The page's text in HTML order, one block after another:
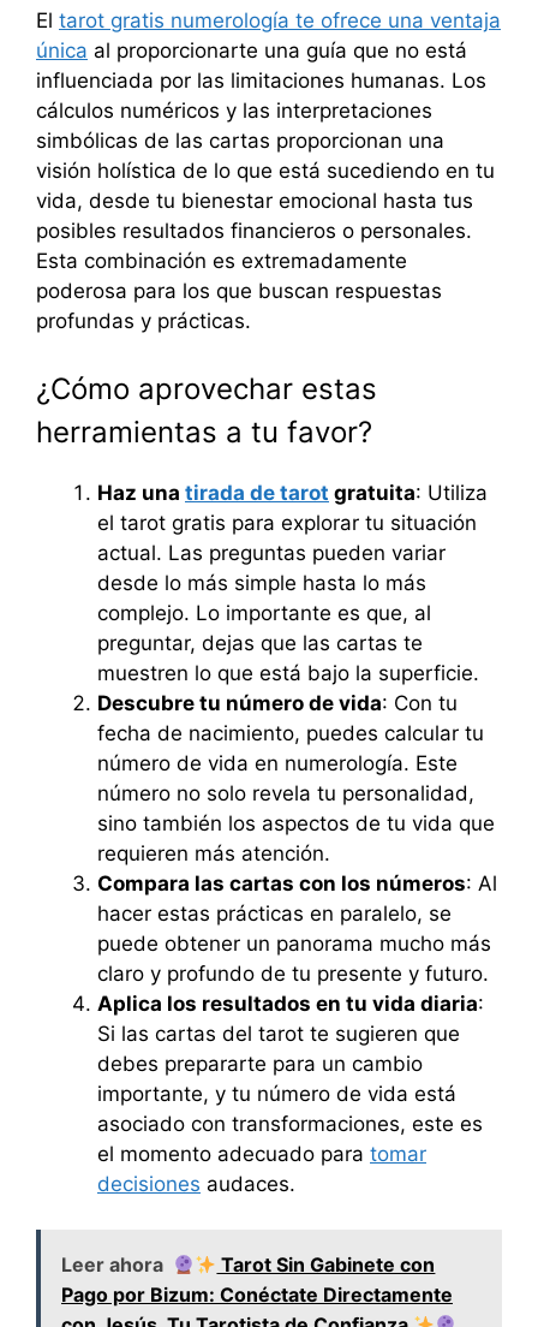
El tarot gratis numerología te ofrece una ventaja
única al proporcionarte una guía que no está
influenciada por las limitaciones humanas. Los
cálculos numéricos y las interpretaciones
simbólicas de las cartas proporcionan una
visión holística de lo que está sucediendo en tu
vida, desde tu bienestar emocional hasta tus
posibles resultados financieros o personales.
Esta combinación es extremadamente
poderosa para los que buscan respuestas
profundas y prácticas.
¿Cómo aprovechar estas
herramientas a tu favor?
Haz una tirada de tarot gratuita: Utiliza
el tarot gratis para explorar tu situación
actual. Las preguntas pueden variar
desde lo más simple hasta lo más
complejo. Lo importante es que, al
preguntar, dejas que las cartas te
muestren lo que está bajo la superficie.
Descubre tu número de vida: Con tu
fecha de nacimiento, puedes calcular tu
número de vida en numerología. Este
número no solo revela tu personalidad,
sino también los aspectos de tu vida que
requieren más atención.
Compara las cartas con los números: Al
hacer estas prácticas en paralelo, se
puede obtener un panorama mucho más
claro y profundo de tu presente y futuro.
Aplica los resultados en tu vida diaria:
Si las cartas del tarot te sugieren que
debes prepararte para un cambio
importante, y tu número de vida está
asociado con transformaciones, este es
el momento adecuado para tomar
decisiones audaces.
Leer ahora
Tarot Sin Gabinete con
Pago por Bizum: Conéctate Directamente